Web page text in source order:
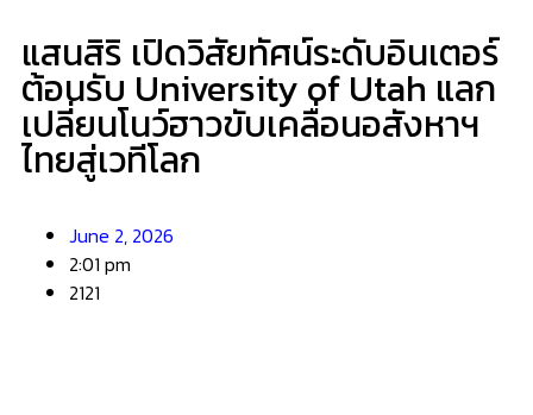
แสนสิริ เปิดวิสัยทัศน์ระดับอินเตอร์
ต้อนรับ University of Utah แลก
เปลี่ยนโนว์ฮาวขับเคลื่อนอสังหาฯ
ไทยสู่เวทีโลก
June 2, 2026
2:01 pm
2121